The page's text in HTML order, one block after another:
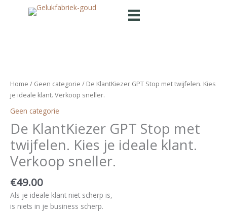
Home / Geen categorie / De KlantKiezer GPT Stop met twijfelen. Kies
je ideale klant. Verkoop sneller.
Geen categorie
De KlantKiezer GPT Stop met
twijfelen. Kies je ideale klant.
Verkoop sneller.
€49.00
Als je ideale klant niet scherp is,
is niets in je business scherp.